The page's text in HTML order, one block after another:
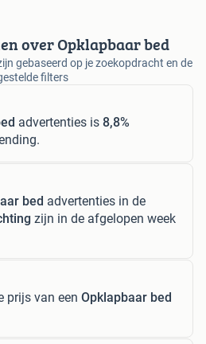
over Opklapbaar bed
gebaseerd op je zoekopdracht en de
filters
advertenties is 8,8%
bed advertenties in de
zijn in de afgelopen week
prijs van een Opklapbaar bed